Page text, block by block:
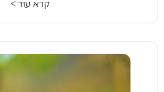
קרא עוד >